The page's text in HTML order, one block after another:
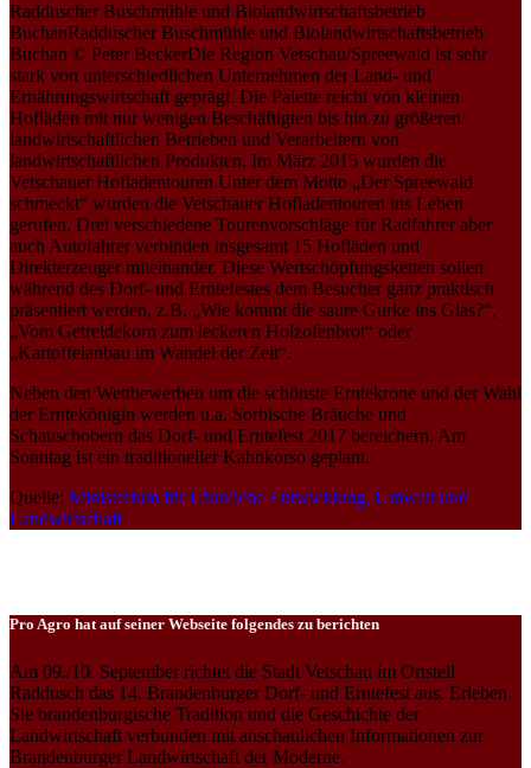
Radduscher Buschmühle und Biolandwirtschaftsbetrieb
BuchanRadduscher Buschmühle und Biolandwirtschaftsbetrieb
Buchan © Peter BeckerDie Region Vetschau/Spreewald ist sehr
stark von unterschiedlichen Unternehmen der Land- und
Ernährungswirtschaft geprägt. Die Palette reicht von kleinen
Hofläden mit nur wenigen Beschäftigten bis hin zu größeren
landwirtschaftlichen Betrieben und Verarbeitern von
landwirtschaftlichen Produkten. Im März 2015 wurden die
Vetschauer Hofladentouren Unter dem Motto „Der Spreewald
schmeckt“ wurden die Vetschauer Hofladentouren ins Leben
gerufen. Drei verschiedene Tourenvorschläge für Radfahrer aber
auch Autofahrer verbinden insgesamt 15 Hofläden und
Direkterzeuger miteinander. Diese Wertschöpfungsketten sollen
während des Dorf- und Erntefestes dem Besucher ganz praktisch
präsentiert werden, z.B. „Wie kommt die saure Gurke ins Glas?“,
„Vom Getreidekorn zum leckeren Holzofenbrot“ oder
„Kartoffelanbau im Wandel der Zeit“.
Neben den Wettbewerben um die schönste Erntekrone und der Wahl
der Erntekönigin werden u.a. Sorbische Bräuche und
Schauschobern das Dorf- und Erntefest 2017 bereichern. Am
Sonntag ist ein traditioneller Kahnkorso geplant.
Quelle: Ministerium für Ländliche Entwicklung, Umwelt und
Landwirtschaft
Pro Agro hat auf seiner Webseite folgendes zu berichten
Am 09./10. September richtet die Stadt Vetschau im Ortsteil
Raddusch das 14. Brandenburger Dorf- und Erntefest aus. Erleben
Sie brandenburgische Tradition und die Geschichte der
Landwirtschaft verbunden mit anschaulichen Informationen zur
Brandenburger Landwirtschaft der Moderne.